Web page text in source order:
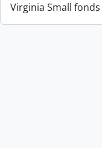
Virginia Small fonds